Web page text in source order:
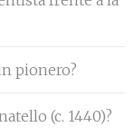
pionero?
(c. 1440)?